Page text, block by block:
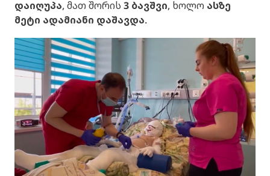
დაიღუპა, მათ შორის 3 ბავშვი, ხოლო ასზე
მეტი ადამიანი დაშავდა.